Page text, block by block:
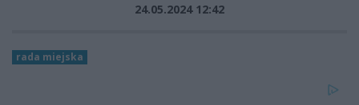
24.05.2024 12:42
rada miejska